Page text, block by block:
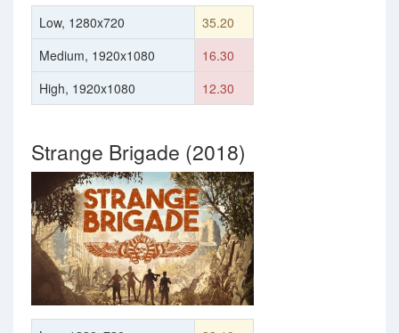
Low, 1280x720
35.20
Medium, 1920x1080
16.30
High, 1920x1080
12.30
Strange Brigade (2018)